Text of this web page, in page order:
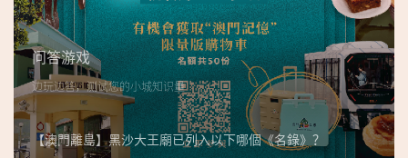
问答游戏
边玩边答，测试您的小城知识量
【澳門離島】黑沙大王廟已列入以下哪個《名錄》？